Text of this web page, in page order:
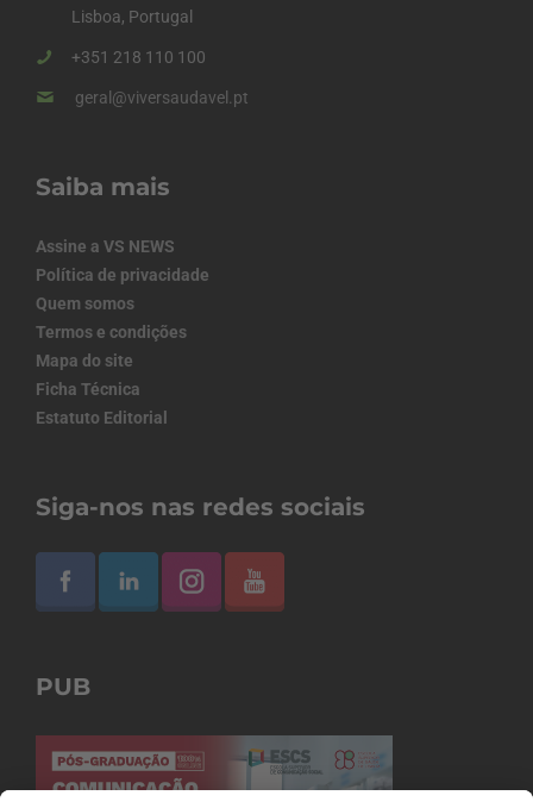
Lisboa, Portugal
+351 218 110 100
geral@viversaudavel.pt
Saiba mais
Assine a VS NEWS
Política de privacidade
Quem somos
Termos e condições
Mapa do site
Ficha Técnica
Estatuto Editorial
Siga-nos nas redes sociais
PUB